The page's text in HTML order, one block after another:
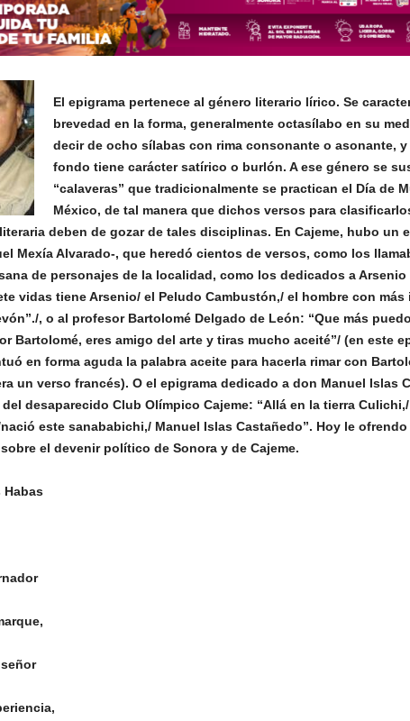
El epigrama pertenece al género literario lírico. Se
brevedad en la forma, generalmente octasílabo en su
decir de ocho sílabas con rima consonante o asonante, y
fondo tiene carácter satírico o burlón. A ese género se
“calaveras” que tradicionalmente se practican el Día de
México, de tal manera que dichos versos para
deben de gozar de tales disciplinas. En Cajeme, hubo un
Mexía Alvarado-, que heredó cientos de versos, como los
de personajes de la localidad, como los dedicados a Arsenio
vidas tiene Arsenio/ el Peludo Cambustón,/ el hombre con más
, o al profesor Bartolomé Delgado de León: “Que más
Bartolomé, eres amigo del arte y tiras mucho aceité”/ (en este
en forma aguda la palabra aceite para hacerla rimar con
un verso francés). O el epigrama dedicado a don Manuel Islas
desaparecido Club Olímpico Cajeme: “Allá en la tierra
este sanababichi,/ Manuel Islas Castañedo”. Hoy le
el devenir político de Sonora y de Cajeme.
Habas